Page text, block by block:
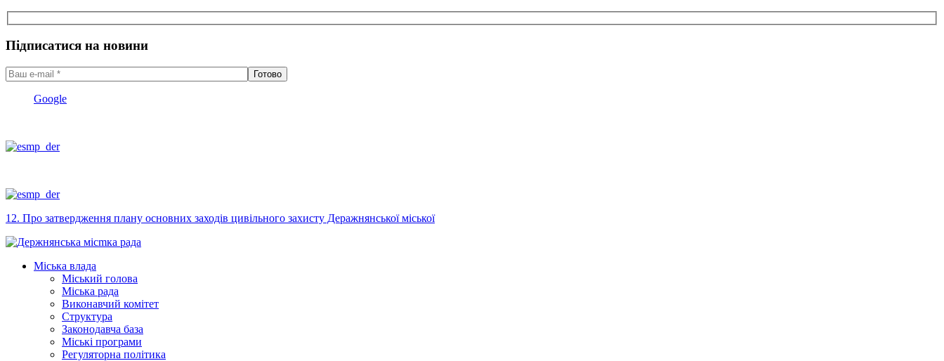
Підписатися на новини
Google
12. Про затвердження плану основних заходів цивільного захисту Деражнянської міської
Міська влада
Міський голова
Міська рада
Виконавчий комітет
Структура
Законодавча база
Міські програми
Регуляторна політика